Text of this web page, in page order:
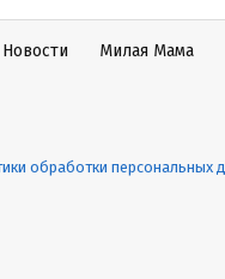
Новости Милая Мама
обработки персональных